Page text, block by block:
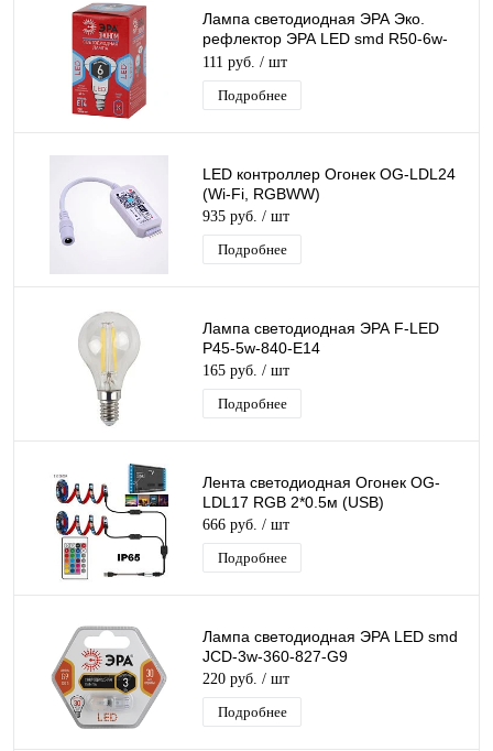
Лампа светодиодная ЭРА Эко.
рефлектор ЭРА LED smd R50-6w-
840-E14 ECO.
111 руб. / шт
Подробнее
LED контроллер Огонек OG-LDL24
(Wi-Fi, RGBWW)
935 руб. / шт
Подробнее
Лампа светодиодная ЭРА F-LED
Р45-5w-840-E14
165 руб. / шт
Подробнее
Лента светодиодная Огонек OG-
LDL17 RGB 2*0.5м (USB)
666 руб. / шт
Подробнее
Лампа светодиодная ЭРА LED smd
JCD-3w-360-827-G9
220 руб. / шт
Подробнее